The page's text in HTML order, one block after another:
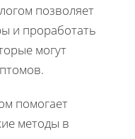
позволяет
и проработать
могут
помогает
методы в